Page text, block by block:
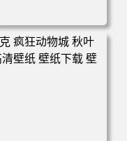
传》4k壁纸 3840x2
大全